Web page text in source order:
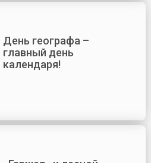
День географа –
главный день
календаря!